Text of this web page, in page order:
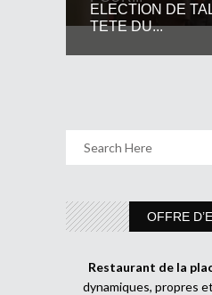
ELECTION DE
TETE DU...
OFFRE
Restaurant de la
dynamiques, propres